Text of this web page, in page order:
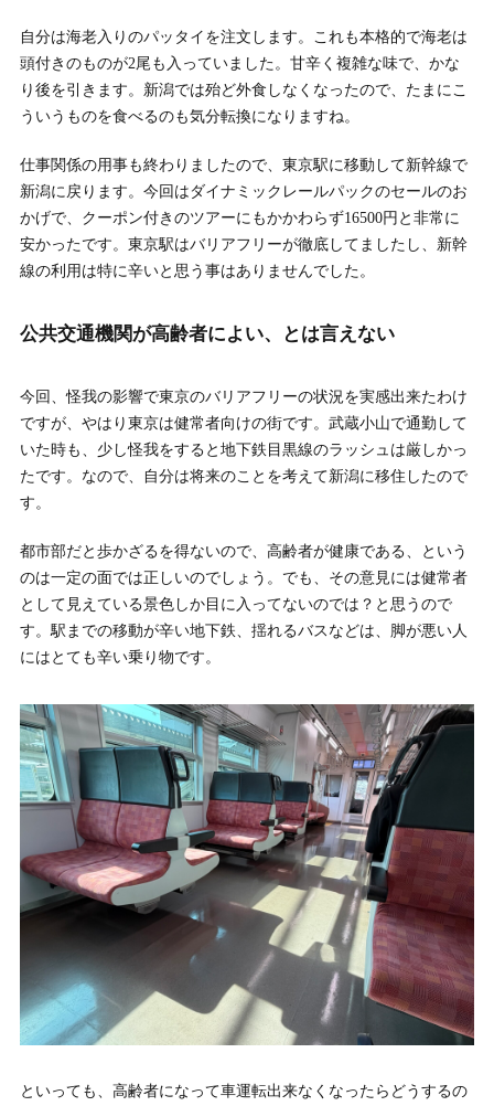
自分は海老入りのパッタイを注文します。これも本格的で海老は
頭付きのものが2尾も入っていました。甘辛く複雑な味で、かな
り後を引きます。新潟では殆ど外食しなくなったので、たまにこ
ういうものを食べるのも気分転換になりますね。
仕事関係の用事も終わりましたので、東京駅に移動して新幹線で
新潟に戻ります。今回はダイナミックレールパックのセールのお
かげで、クーポン付きのツアーにもかかわらず16500円と非常に
安かったです。東京駅はバリアフリーが徹底してましたし、新幹
線の利用は特に辛いと思う事はありませんでした。
公共交通機関が高齢者によい、とは言えない
今回、怪我の影響で東京のバリアフリーの状況を実感出来たわけ
ですが、やはり東京は健常者向けの街です。武蔵小山で通勤して
いた時も、少し怪我をすると地下鉄目黒線のラッシュは厳しかっ
たです。なので、自分は将来のことを考えて新潟に移住したので
す。
都市部だと歩かざるを得ないので、高齢者が健康である、という
のは一定の面では正しいのでしょう。でも、その意見には健常者
として見えている景色しか目に入ってないのでは？と思うので
す。駅までの移動が辛い地下鉄、揺れるバスなどは、脚が悪い人
にはとても辛い乗り物です。
といっても、高齢者になって車運転出来なくなったらどうするの